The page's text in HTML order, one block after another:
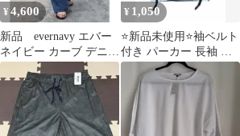
¥4,600
新品 evernavy エバー
ネイビー カーブ デニム
パンツ
¥ 1,050
⭐️新品未使用⭐️袖ベルト
付き パーカー 長袖 ブ
ラック 黒 韓国 M 個性